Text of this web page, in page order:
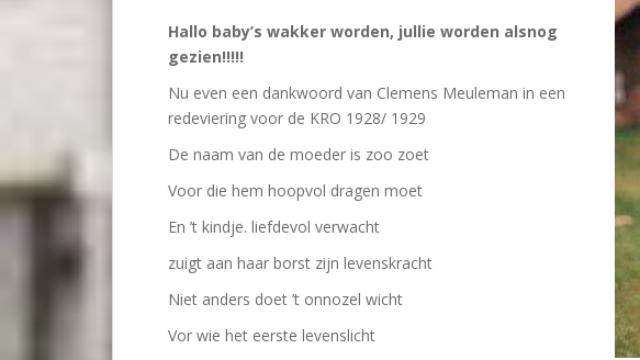
Hallo baby’s wakker worden, jullie worden alsnog
gezien!!!!!
Nu even een dankwoord van Clemens Meuleman in een
redeviering voor de KRO 1928/ 1929
De naam van de moeder is zoo zoet
Voor die hem hoopvol dragen moet
En ’t kindje. liefdevol verwacht
zuigt aan haar borst zijn levenskracht
Niet anders doet ’t onnozel wicht
Vor wie het eerste levenslicht